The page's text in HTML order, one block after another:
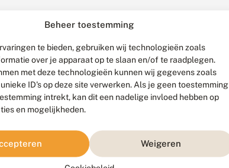
Beheer toestemming
te bieden, gebruiken wij technologieën zoals
over je apparaat op te slaan en/of te raadplegen.
met deze technologieën kunnen wij gegevens zoals
ID's op deze site verwerken. Als je geen toestemming
intrekt, kan dit een nadelige invloed hebben op
en mogelijkheden.
Weigeren